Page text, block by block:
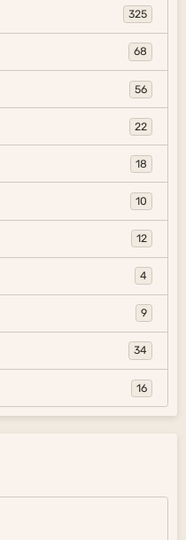
325
68
56
22
18
10
12
4
9
34
16